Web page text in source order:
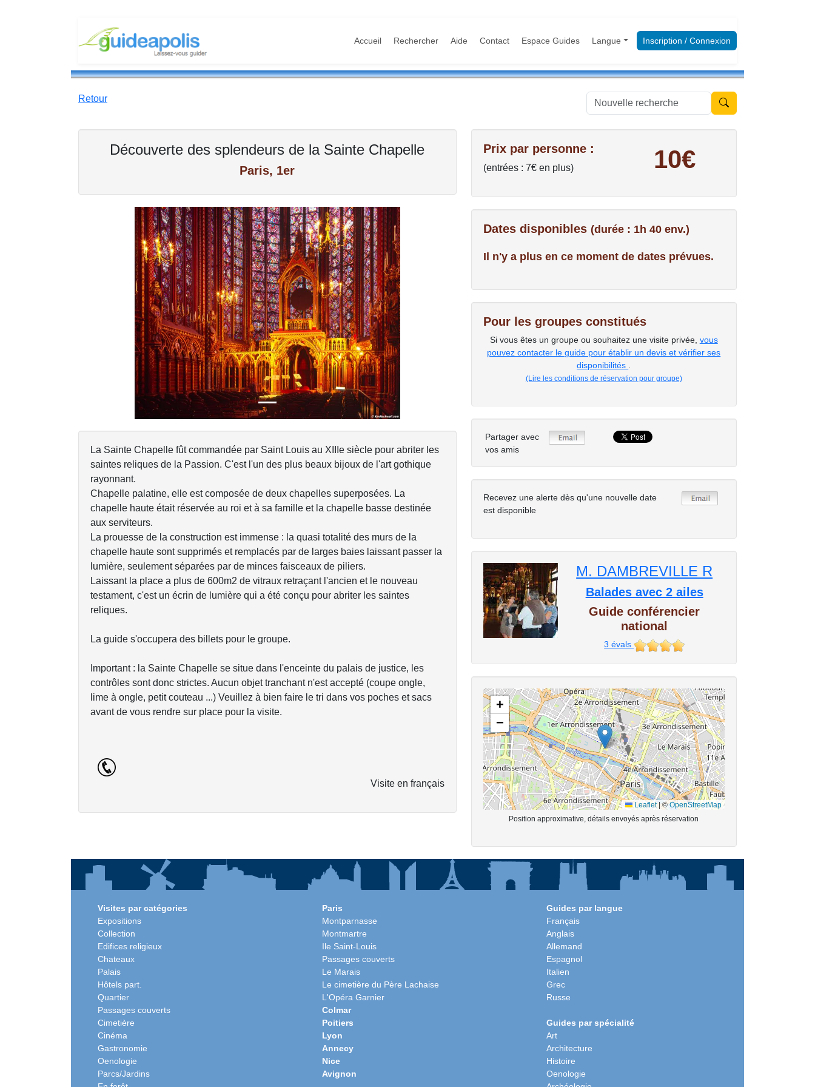
Accueil Rechercher Aide Contact Espace Guides Langue Inscription / Connexion
Retour Nouvelle recherche
Découverte des splendeurs de la Sainte Chapelle
Paris, 1er
Previous
La Sainte Chapelle fût commandée par Saint Louis au XIIIe siècle pour abriter les
saintes reliques de la Passion. C'est l'un des plus beaux bijoux de l'art gothique
rayonnant.
Chapelle palatine, elle est composée de deux chapelles superposées. La
chapelle haute était réservée au roi et à sa famille et la chapelle basse destinée
aux serviteurs.
La prouesse de la construction est immense : la quasi totalité des murs de la
chapelle haute sont supprimés et remplacés par de larges baies laissant passer la
lumière, seulement séparées par de minces faisceaux de piliers.
Laissant la place a plus de 600m2 de vitraux retraçant l'ancien et le nouveau
testament, c'est un écrin de lumière qui a été conçu pour abriter les saintes
reliques.
La guide s'occupera des billets pour le groupe.
Important : la Sainte Chapelle se situe dans l'enceinte du palais de justice, les
contrôles sont donc strictes. Aucun objet tranchant n'est accepté (coupe ongle,
lime à ongle, petit couteau ...) Veuillez à bien faire le tri dans vos poches et sacs
avant de vous rendre sur place pour la visite.
Visite en français
Prix par personne :
(entrées : 7€ en plus) 10€
Dates disponibles (durée : 1h 40 env.)
Il n'y a plus en ce moment de dates prévues.
Pour les groupes constitués
Si vous êtes un groupe ou souhaitez une visite privée, vous
pouvez contacter le guide pour établir un devis et vérifier ses
disponibilités
(Lire les conditions de réservation pour groupe)
Partager avec
vos amis
Recevez une alerte dès qu'une nouvelle date
est disponible
M. DAMBREVILLE R
Balades avec 2 ailes
Guide conférencier
national
3 évals
+
−
Leaflet |©OpenStreetMap
Position approximative, détails envoyés après réservation
Visites par catégories
Expositions
Collection
Edifices religieux
Chateaux
Palais
Hôtels part.
Quartier
Passages couverts
Cimetière
Cinéma
Gastronomie
Oenologie
Parcs/Jardins
Paris
Montparnasse
Montmartre
Ile Saint-Louis
Passages couverts
Le Marais
Le cimetière du Père Lachaise
L'Opéra Garnier
Colmar
Poitiers
Lyon
Annecy
Nice
Avignon
Guides par langue
Français
Anglais
Allemand
Espagnol
Italien
Grec
Russe
Guides par spécialité
Art
Architecture
Histoire
Oenologie